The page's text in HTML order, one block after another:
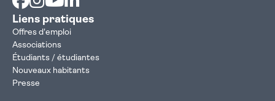
Liens pratiques
Offres d'emploi
Associations
Étudiants / étudiantes
Nouveaux habitants
Presse